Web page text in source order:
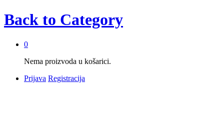
Back to Category
0
Nema proizvoda u košarici.
Prijava Registracija